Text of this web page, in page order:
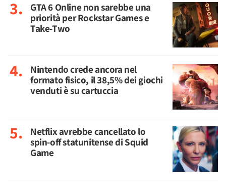
GTA 6 Online non sarebbe una
priorità per Rockstar Games e
Take-Two
Nintendo crede ancora nel
formato fisico, il 38,5% dei giochi
venduti è su cartuccia
Netflix avrebbe cancellato lo
spin-off statunitense di Squid
Game